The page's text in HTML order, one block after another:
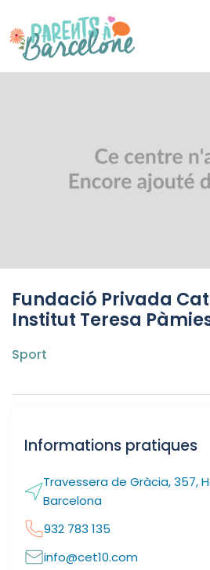
Fundació Privada
Institut Teresa
Sport
Informations pratiques
Travessera de Gràcia, 357,
Barcelona
932 783 135
info@cet10.com